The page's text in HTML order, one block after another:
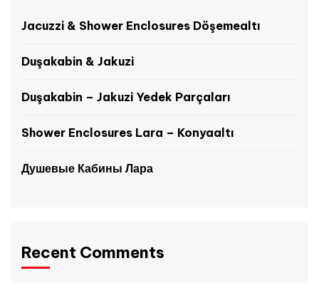
Jacuzzi & Shower Enclosures Döşemealtı
Duşakabin & Jakuzi
Duşakabin – Jakuzi Yedek Parçaları
Shower Enclosures Lara – Konyaaltı
Душевые Кабины Лара
Recent Comments